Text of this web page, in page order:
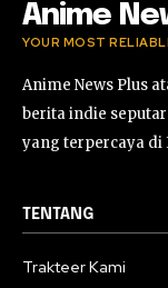
Anime
YOUR MOST
Anime News Plus
berita indie
yang terpercaya di
TENTANG
Trakteer Kami